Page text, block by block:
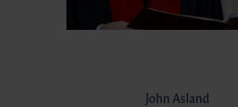
John Asland